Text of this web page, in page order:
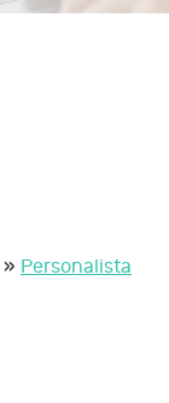
» Personalista